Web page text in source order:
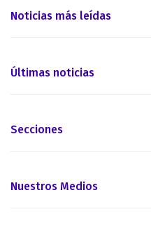
Noticias más leídas
Últimas noticias
Secciones
Nuestros Medios